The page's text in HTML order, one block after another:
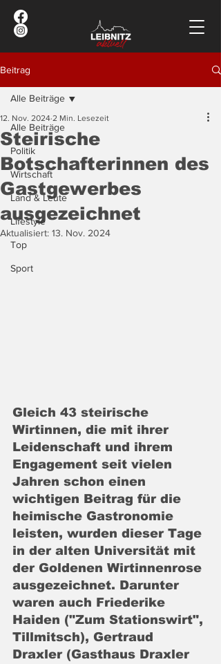
Beitrag
Alle Beiträge
Politik
Wirtschaft
Land & Leute
Lifestyle
Top
Sport
Alle Beiträge
Steirische
Botschafterinnen des
Gastgewerbes
ausgezeichnet
12. Nov. 2024 2 Min. Lesezeit
Aktualisiert: 13. Nov. 2024
Gleich 43 steirische
Wirtinnen, die mit ihrer
Leidenschaft und ihrem
Engagement seit vielen
Jahren schon einen
wichtigen Beitrag für die
heimische Gastronomie
leisten, wurden dieser Tage
in der alten Universität mit
der Goldenen Wirtinnenrose
ausgezeichnet. Darunter
waren auch Friederike
Haiden ("Zum Stationswirt",
Tillmitsch), Gertraud
Draxler (Gasthaus Draxler